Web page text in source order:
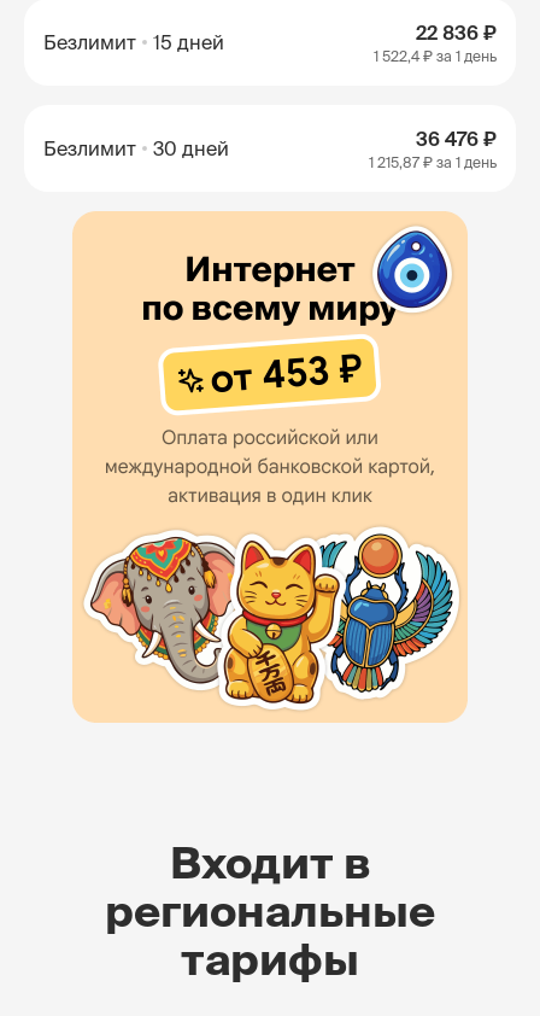
Безлимит 15 дней 22 836 ₽
1 522,4 ₽ за 1 день
Безлимит 30 дней 36 476 ₽
1 215,87 ₽ за 1 день
Входит в
региональные
тарифы